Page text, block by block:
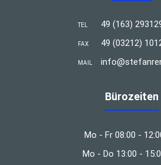
TEL 49 (163)
FAX 49 (03212)
MAIL
Bürozeiten
Mo - Fr 08:00 -
Mo - Do 13:00 -